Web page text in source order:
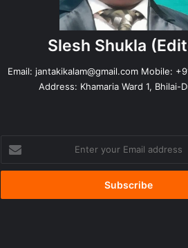
Slesh Shukla
Email: jantakikalam@gmail.comMobile:
Address: Khamaria Ward 1, Bhilai-
your
Email